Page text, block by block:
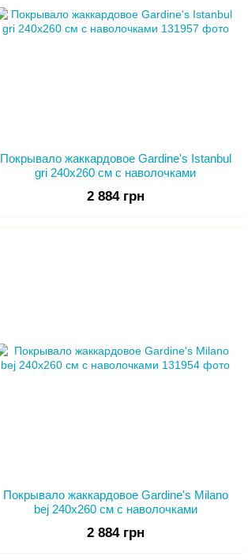
Покрывало жаккардовое Gardine's Istanbul
gri 240х260 см с наволочками
2 884 грн
Покрывало жаккардовое Gardine's Milano
bej 240х260 см с наволочками
2 884 грн